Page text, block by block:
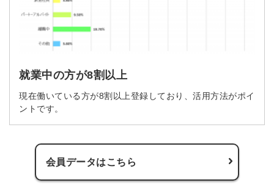
就業中の方が8割以上
現在働いている方が8割以上登録しており、活用方法がポイ
ントです。
会員データはこちら